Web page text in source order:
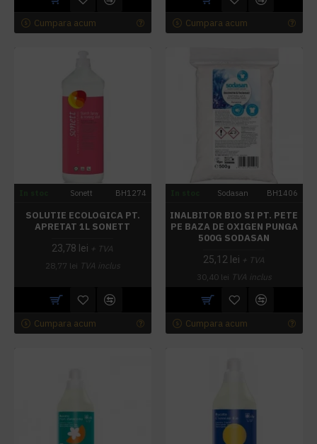
Cumpara acum Cumpara acum
Sonett BH1274
SOLUTIE ECOLOGICA PT.
APRETAT 1L SONETT
23,78 lei + TVA
28,77 lei TVA inclus
Cumpara acum
Sodasan BH1406
INALBITOR BIO SI PT. PETE
PE BAZA DE OXIGEN PUNGA
500G SODASAN
25,12 lei + TVA
30,40 lei TVA inclus
Cumpara acum